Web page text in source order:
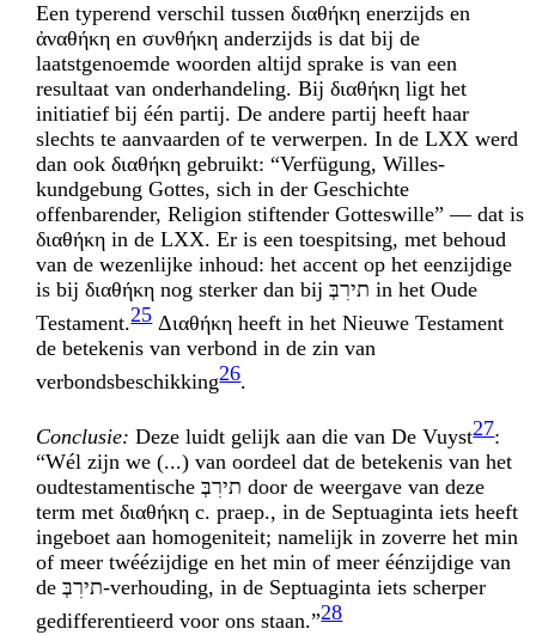
Een typerend verschil tussen διαθήκη enerzijds en
ἀναθήκη en συνθήκη anderzijds is dat bij de
laatstgenoemde woorden altijd sprake is van een
resultaat van onderhandeling. Bij διαθήκη ligt het
initiatief bij één partij. De andere partij heeft haar
slechts te aan­vaarden of te verwerpen. In de LXX werd
dan ook διαθήκη gebruikt: “Verfügung, Willes­
kundgebung Gottes, sich in der Geschichte
offenbarender, Religion stiftender Gotteswille” — dat is
διαθήκη in de LXX. Er is een toespitsing, met behoud
van de wezenlijke inhoud: het accent op het eenzijdige
is bij διαθήκη nog sterker dan bijבְּרִית in het Oude
Testa­ment.25Διαθήκη heeft in het Nieuwe Testament
de betekenis van verbond in de zin van
verbondsbeschikking26.
Conclusie: Deze luidt gelijk aan die van De Vuyst27:
“Wél zijn we (...) van oordeel dat de betekenis van het
oudtestamentischeבְּרִית door de weergave van deze
term met διαθήκη c. praep., in de Septuaginta iets heeft
ingeboet aan homogeniteit; namelijk in zoverre het min
of meer twéézijdige en het min of meer éénzijdige van
deבְּרִית-verhouding, in de Septuaginta iets scherper
gedifferentieerd voor ons staan.”28